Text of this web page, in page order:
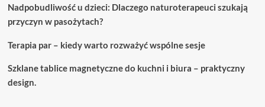
Nadpobudliwość u dzieci: Dlaczego naturoterapeuci szukają
przyczyn w pasożytach?
Terapia par – kiedy warto rozważyć wspólne sesje
Szklane tablice magnetyczne do kuchni i biura – praktyczny
design.